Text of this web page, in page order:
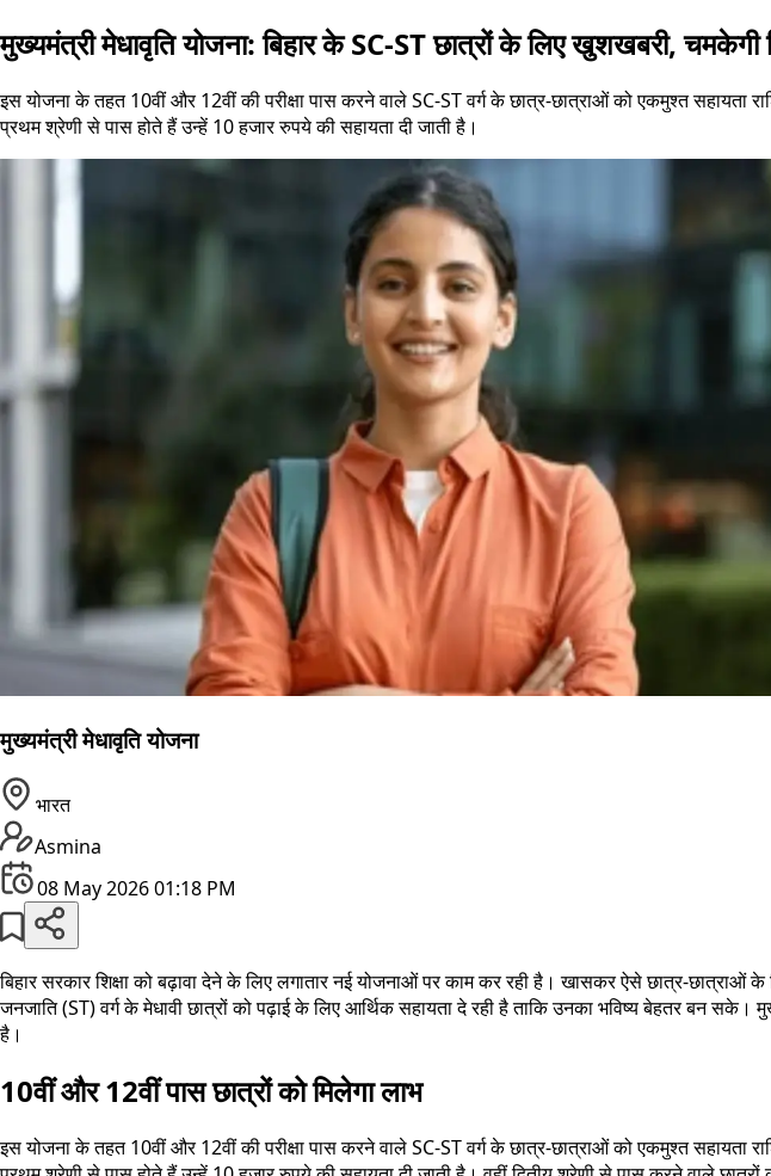
मुख्यमंत्री मेधावृति योजना: बिहार के SC-ST छात्रों के लिए खुशखबरी,
इस योजना के तहत 10वीं और 12वीं की परीक्षा पास करने वाले SC-ST वर्ग के छात्र-छात्राओं को एकमुश्त
प्रथम श्रेणी से पास होते हैं उन्हें 10 हजार रुपये की सहायता दी जाती है।
मुख्यमंत्री मेधावृति योजना
भारत
Asmina
08 May 2026 01:18 PM
बिहार सरकार शिक्षा को बढ़ावा देने के लिए लगातार नई योजनाओं पर काम कर रही है। खासकर ऐसे छात्र-
जनजाति (ST) वर्ग के मेधावी छात्रों को पढ़ाई के लिए आर्थिक सहायता दे रही है ताकि उनका भविष्य बेहतर बन
है।
10वीं और 12वीं पास छात्रों को मिलेगा लाभ
इस योजना के तहत 10वीं और 12वीं की परीक्षा पास करने वाले SC-ST वर्ग के छात्र-छात्राओं को एकमुश्त